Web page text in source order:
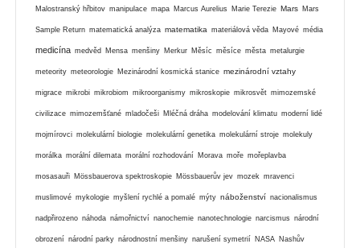
Malostranský hřbitov manipulace mapa Marcus Aurelius Marie Terezie Mars Mars
Sample Return matematická analýza matematika materiálová věda Mayové média
medicína medvěd Mensa menšiny Merkur Měsíc měsíce města metalurgie
meteority meteorologie Mezinárodní kosmická stanice mezinárodní vztahy
migrace mikrobi mikrobiom mikroorganismy mikroskopie mikrosvět mimozemské
civilizace mimozemšťané mladočeši Mléčná dráha modelování klimatu moderní lidé
mojmírovci molekulární biologie molekulární genetika molekulární stroje molekuly
morálka morální dilemata morální rozhodování Morava moře mořeplavba
mosasauři Mössbauerova spektroskopie Mössbauerův jev mozek mravenci
muslimové mykologie myšlení rychlé a pomalé mýty náboženství nacionalismus
nadpřirozeno náhoda námořnictví nanochemie nanotechnologie narcismus národní
obrození národní parky národnostní menšiny narušení symetrií NASA Nashův